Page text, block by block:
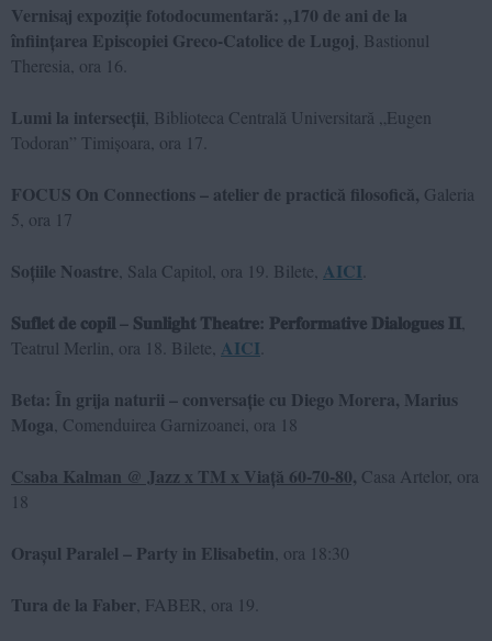
Vernisaj expoziție fotodocumentară: „170 de ani de la
înființarea Episcopiei Greco-Catolice de Lugoj , Bastionul
Theresia, ora 16.
Lumi la intersecții , Biblioteca Centrală Universitară „Eugen
Todoran” Timișoara, ora 17.
FOCUS On Connections – atelier de practică filosofică, Galeria
5, ora 17
Soțiile Noastre , Sala Capitol, ora 19. Bilete, AICI
𝐒𝐮𝐟𝐥𝐞𝐭 𝐝𝐞 𝐜𝐨𝐩𝐢𝐥 – 𝐒𝐮𝐧𝐥𝐢𝐠𝐡𝐭 𝐓𝐡𝐞𝐚𝐭𝐫𝐞: 𝐏𝐞𝐫𝐟𝐨𝐫𝐦𝐚𝐭𝐢𝐯𝐞 𝐃𝐢𝐚𝐥𝐨𝐠𝐮𝐞𝐬 𝐈𝐈
Teatrul Merlin, ora 18. Bilete, AICI
Beta: În grija naturii – conversație cu Diego Morera, Marius
Moga , Comenduirea Garnizoanei, ora 18
Csaba Kalman @ Jazz x TM x Viață 60-70-80, Casa Artelor, ora
18
Orașul Paralel – Party in Elisabetin , ora 18:30
Tura de la Faber , FABER, ora 19.